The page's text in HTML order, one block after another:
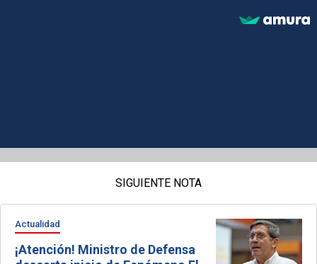
SIGUIENTE NOTA
Actualidad
¡Atención! Ministro de Defensa